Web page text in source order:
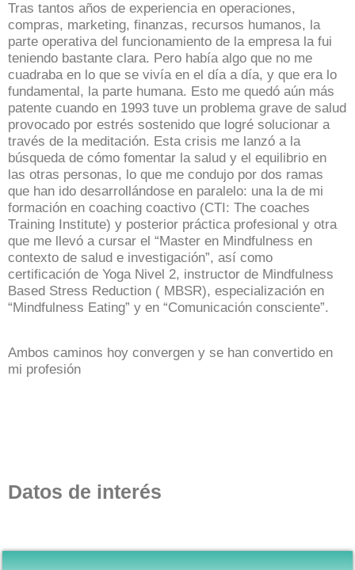
Tras tantos años de experiencia en operaciones,
compras, marketing, finanzas, recursos humanos, la
parte operativa del funcionamiento de la empresa la fui
teniendo bastante clara. Pero había algo que no me
cuadraba en lo que se vivía en el día a día, y que era lo
fundamental, la parte humana. Esto me quedó aún más
patente cuando en 1993 tuve un problema grave de salud
provocado por estrés sostenido que logré solucionar a
través de la meditación. Esta crisis me lanzó a la
búsqueda de cómo fomentar la salud y el equilibrio en
las otras personas, lo que me condujo por dos ramas
que han ido desarrollándose en paralelo: una la de mi
formación en coaching coactivo (CTI: The coaches
Training Institute) y posterior práctica profesional y otra
que me llevó a cursar el “Master en Mindfulness en
contexto de salud e investigación”, así como
certificación de Yoga Nivel 2, instructor de Mindfulness
Based Stress Reduction ( MBSR), especialización en
“Mindfulness Eating” y en “Comunicación consciente”.
Ambos caminos hoy convergen y se han convertido en
mi profesión
Datos de interés